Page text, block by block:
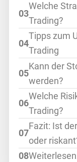
Welche
Trading?
Tipps zum
Trading
Kann der
werden?
Welche
Trading?
Fazit: Ist
oder